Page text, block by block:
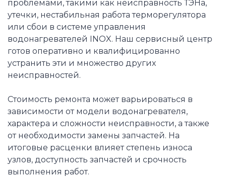
проблемами, такими как неисправность ТЭНа,
утечки, нестабильная работа терморегулятора
или сбои в системе управления
водонагревателей INOX. Наш сервисный центр
готов оперативно и квалифицированно
устранить эти и множество других
неисправностей.
Стоимость ремонта может варьироваться в
зависимости от модели водонагревателя,
характера и сложности неисправности, а также
от необходимости замены запчастей. На
итоговые расценки влияет степень износа
узлов, доступность запчастей и срочность
выполнения работ.